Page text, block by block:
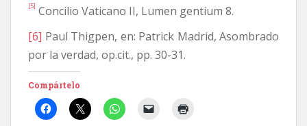
[5] Concilio Vaticano II, Lumen gentium 8.
[6] Paul Thigpen, en: Patrick Madrid, Asombrado
por la verdad, op.cit., pp. 30-31.
Compártelo